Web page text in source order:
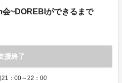
会~DOREBIができるまで
援終了
21：00～22：00